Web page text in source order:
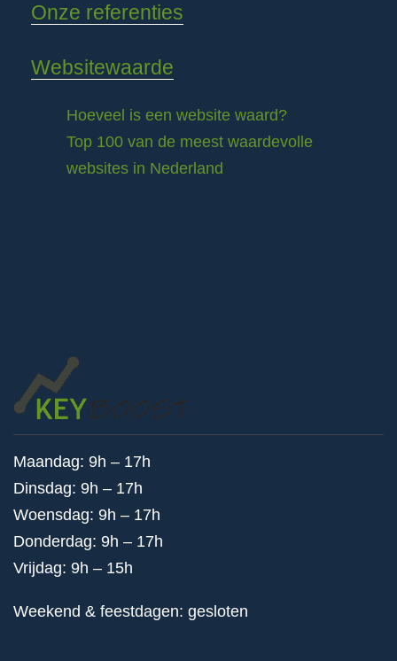
Onze referenties
Websitewaarde
Hoeveel is een website waard?
Top 100 van de meest waardevolle
websites in Nederland
Maandag: 9h – 17h
Dinsdag: 9h – 17h
Woensdag: 9h – 17h
Donderdag: 9h – 17h
Vrijdag: 9h – 15h
Weekend & feestdagen: gesloten